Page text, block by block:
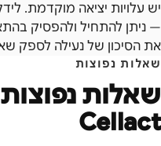
יש עלויות יציאה מוקדמת.
— ניתן להתחיל ולהפסיק
את הסיכון של נעילה לספק
שאלות נפוצות
שאלות
Cellact